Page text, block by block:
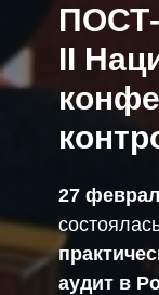
II
27
аудит в